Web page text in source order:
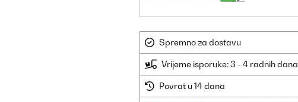
Spremno za dostavu
Vrijeme isporuke: 3 - 4 radnih dana
Povrat u 14 dana